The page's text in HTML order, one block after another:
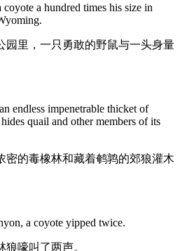
a hundred times his size in
园里，一只勇敢的野鼠与一头身量
endless impenetrable thicket of
quail and other members of its
密的毒橡林和藏着鹌鹑的郊狼灌木
a coyote yipped twice.
嚎叫了两声。